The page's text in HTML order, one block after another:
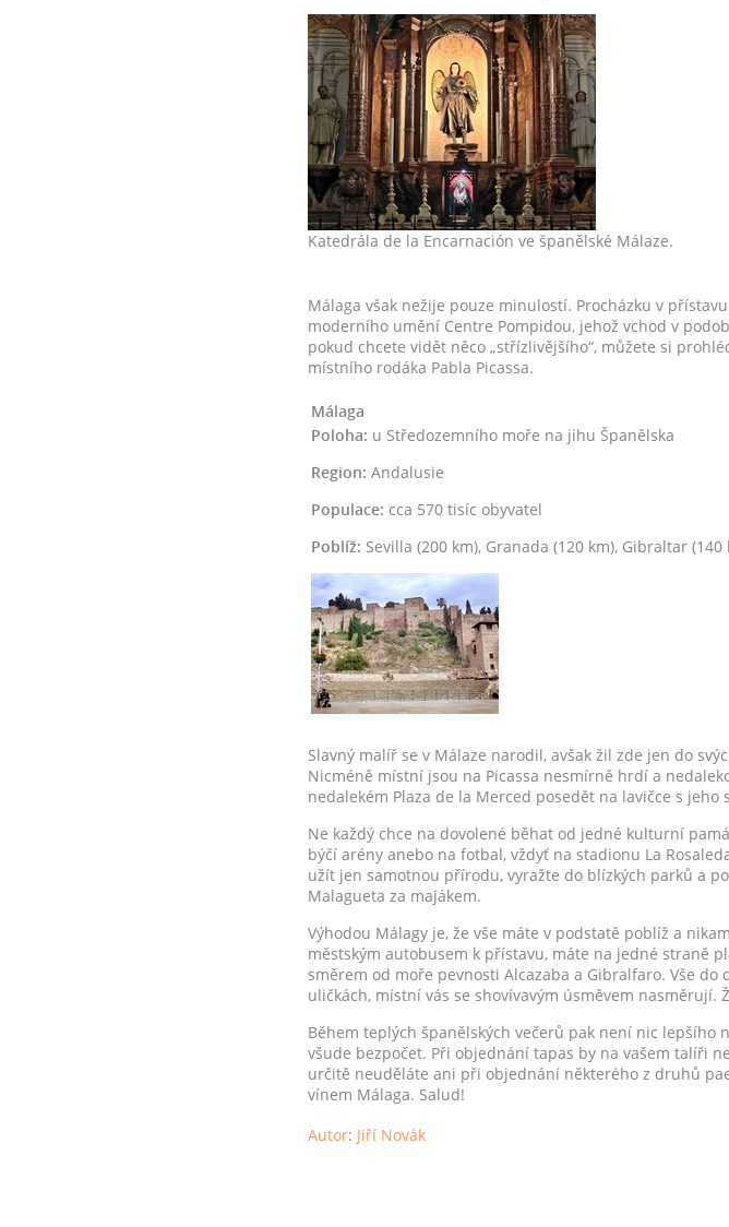
Katedrála de la Encarnación ve španělské Málaze.
Málaga však nežije pouze minulostí. Procházku v
moderního umění Centre Pompidou, jehož vchod v
pokud chcete vidět něco „střízlivějšího“, můžete si
místního rodáka Pabla Picassa.
Málaga
Poloha: u Středozemního moře na jihu Španělska
Region: Andalusie
Populace: cca 570 tisíc obyvatel
Poblíž: Sevilla (200 km), Granada (120 km), Gibraltar (140
Slavný malíř se v Málaze narodil, avšak žil zde jen do
Nicméně místní jsou na Picassa nesmírně hrdí a
nedalekém Plaza de la Merced posedět na lavičce s jeho
Ne každý chce na dovolené běhat od jedné kulturní
býčí arény anebo na fotbal, vždyť na stadionu La
užít jen samotnou přírodu, vyražte do blízkých parků a
Malagueta za majákem.
Výhodou Málagy je, že vše máte v podstatě poblíž a
městským autobusem k přístavu, máte na jedné straně
směrem od moře pevnosti Alcazaba a Gibralfaro. Vše
uličkách, místní vás se shovívavým úsměvem nasměrují.
Během teplých španělských večerů pak není nic lepšího
všude bezpočet. Při objednání tapas by na vašem talíři
určitě neuděláte ani při objednání některého z druhů
vínem Málaga. Salud!
Autor: Jiří Novák